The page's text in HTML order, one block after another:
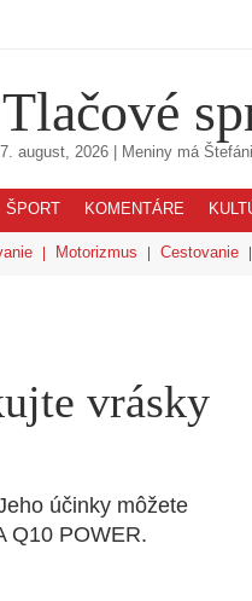
Tlačové
august, 2026 | Meniny má
ŠPORT KOMENTÁRE
Motorizmus Cestovanie
vrásky
účinky môžete
Q10 POWER.